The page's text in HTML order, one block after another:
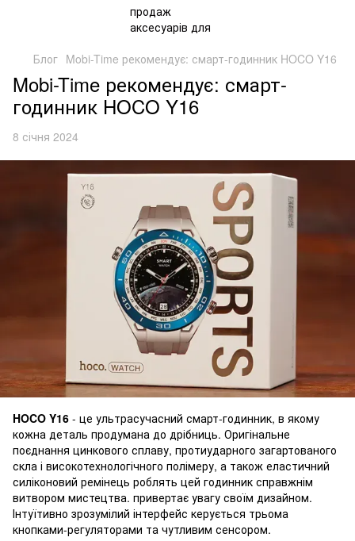
Блог Mobi-Time рекомендує: смарт-годинник HOCO Y16
Mobi-Time рекомендує: смарт-
годинник HOCO Y16
8 січня 2024
HOCO Y16 - це ультрасучасний смарт-годинник, в якому
кожна деталь продумана до дрібниць. Оригінальне
поєднання цинкового сплаву, протиударного загартованого
скла і високотехнологічного полімеру, а також еластичний
силіконовий ремінець роблять цей годинник справжнім
витвором мистецтва. привертає увагу своїм дизайном.
Інтуїтивно зрозумілий інтерфейс керується трьома
кнопками-регуляторами та чутливим сенсором.